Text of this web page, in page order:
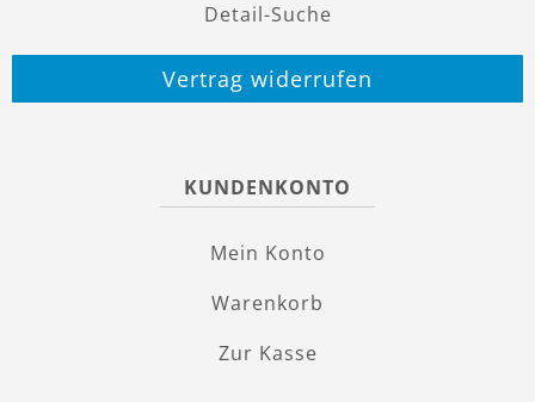
Detail-Suche
Vertrag widerrufen
KUNDENKONTO
Mein Konto
Warenkorb
Zur Kasse